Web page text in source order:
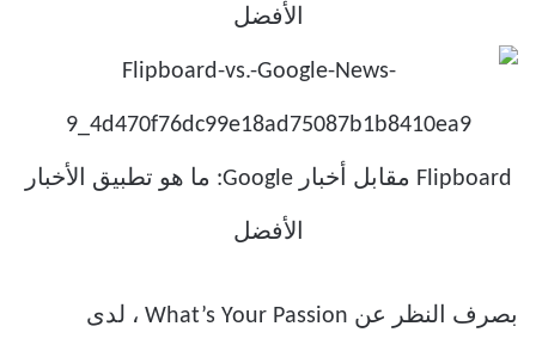
بصرف النظر عن What’s Your Passion ، لدى